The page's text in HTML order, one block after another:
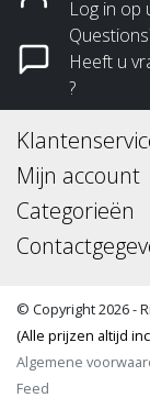
Log in op
Heeft u
?
Mijn account
Categorieën
© Copyright 2026 -
(Alle prijzen altijd
Algemene
Feed